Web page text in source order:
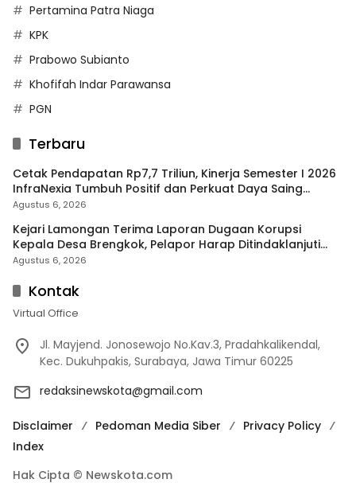
Pertamina Patra Niaga
KPK
Prabowo Subianto
Khofifah Indar Parawansa
PGN
Terbaru
Cetak Pendapatan Rp7,7 Triliun, Kinerja Semester I 2026
InfraNexia Tumbuh Positif dan Perkuat Daya Saing
Industri Digital
Agustus 6, 2026
Kejari Lamongan Terima Laporan Dugaan Korupsi
Kepala Desa Brengkok, Pelapor Harap Ditindaklanjuti
Secara Profesional
Agustus 6, 2026
Kontak
Virtual Office
Jl. Mayjend. Jonosewojo No.Kav.3, Pradahkalikendal,
Kec. Dukuhpakis, Surabaya, Jawa Timur 60225
redaksinewskota@gmail.com
Disclaimer Pedoman Media Siber
Privacy Policy
Index
Hak Cipta © Newskota.com